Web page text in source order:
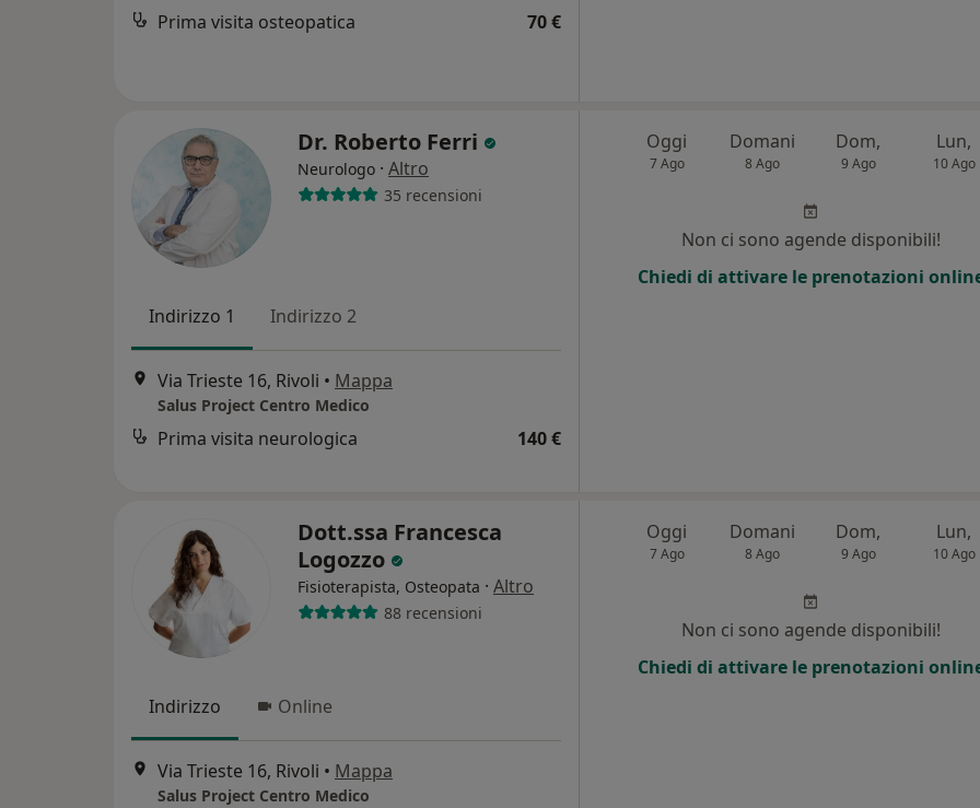
Prima visita osteopatica 70 €
Dr. Roberto Ferri
Neurologo · Altro
35 recensioni
Indirizzo 1 Indirizzo 2
Via Trieste 16, Rivoli • Mappa
Salus Project Centro Medico
Prima visita neurologica 140 €
Oggi
7 Ago
Domani
8 Ago
Dom,
9 Ago
Lun,
10 Ago
Non ci sono agende disponibili!
Chiedi di attivare le prenotazioni
Dott.ssa Francesca
Logozzo
Fisioterapista, Osteopata · Altro
88 recensioni
Indirizzo Online
Via Trieste 16, Rivoli • Mappa
Salus Project Centro Medico
Oggi
7 Ago
Domani
8 Ago
Dom,
9 Ago
Lun,
10 Ago
Non ci sono agende disponibili!
Chiedi di attivare le prenotazioni